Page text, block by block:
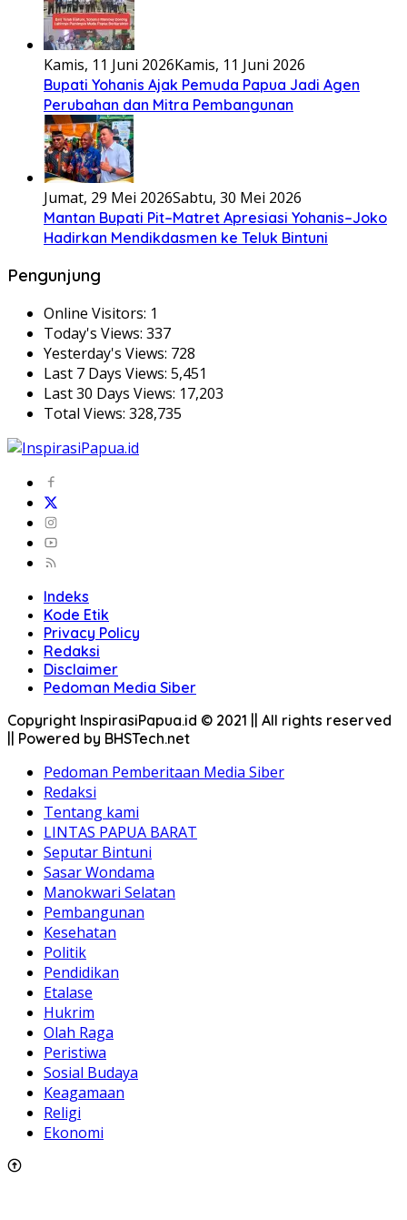
Kamis, 11 Juni 2026Kamis, 11 Juni 2026
Bupati Yohanis Ajak Pemuda Papua Jadi Agen
Perubahan dan Mitra Pembangunan
Jumat, 29 Mei 2026Sabtu, 30 Mei 2026
Mantan Bupati Pit–Matret Apresiasi Yohanis–Joko
Hadirkan Mendikdasmen ke Teluk Bintuni
Pengunjung
Online Visitors: 1
Today's Views: 337
Yesterday's Views: 728
Last 7 Days Views: 5,451
Last 30 Days Views: 17,203
Total Views: 328,735
Indeks
Kode Etik
Privacy Policy
Redaksi
Disclaimer
Pedoman Media Siber
Copyright InspirasiPapua.id © 2021 || All rights reserved
|| Powered by BHSTech.net
Pedoman Pemberitaan Media Siber
Redaksi
Tentang kami
LINTAS PAPUA BARAT
Seputar Bintuni
Sasar Wondama
Manokwari Selatan
Pembangunan
Kesehatan
Politik
Pendidikan
Etalase
Hukrim
Olah Raga
Peristiwa
Sosial Budaya
Keagamaan
Religi
Ekonomi